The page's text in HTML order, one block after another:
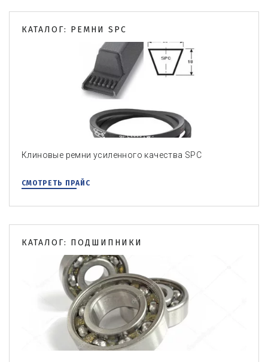
КАТАЛОГ: РЕМНИ SPC
Клиновые ремни усиленного качества SPC
СМОТРЕТЬ ПРАЙС
КАТАЛОГ: ПОДШИПНИКИ